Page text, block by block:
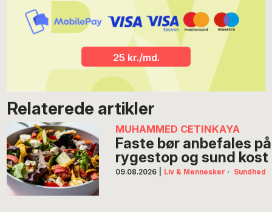
25 kr./md.
Relaterede artikler
MUHAMMED CETINKAYA
Faste bør anbefales
rygestop og sund kost
09.08.2026 Liv & Mennesker · Sundhed